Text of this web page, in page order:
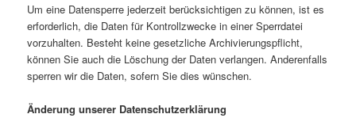
Um eine Datensperre jederzeit berücksichtigen zu können, ist es
erforderlich, die Daten für Kontrollzwecke in einer Sperrdatei
vorzuhalten. Besteht keine gesetzliche Archivierungspflicht,
können Sie auch die Löschung der Daten verlangen. Anderenfalls
sperren wir die Daten, sofern Sie dies wünschen.
Änderung unserer Datenschutzerklärung